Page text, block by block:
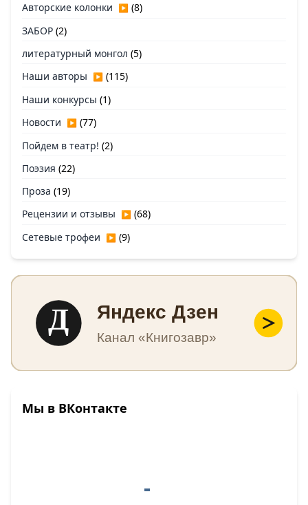
Авторские колонки ▶ (8)
ЗАБОР (2)
литературный монгол (5)
Наши авторы ▶ (115)
Наши конкурсы (1)
Новости ▶ (77)
Пойдем в театр! (2)
Поэзия (22)
Проза (19)
Рецензии и отзывы ▶ (68)
Сетевые трофеи ▶ (9)
Д Яндекс Дзен
Канал «Книгозавр»
Мы в ВКонтакте